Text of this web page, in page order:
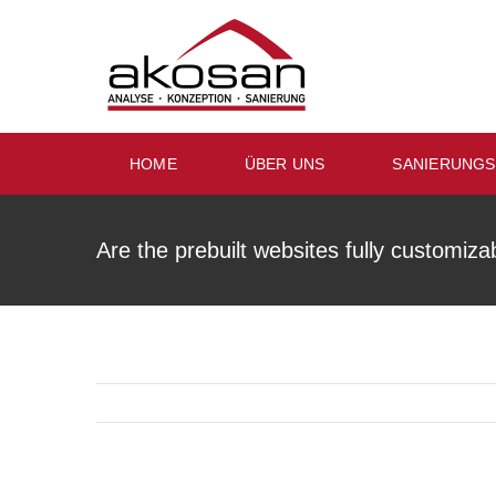
HOME ÜBER UNS
Are the prebuilt websites fully